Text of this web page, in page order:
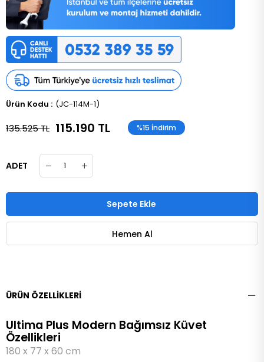
(JC-114M-1)
135.525 TL 115.190 TL %15 İndirim
ADET
ÜRÜN ÖZELLIKLERI
Ultima Plus Modern Bağımsız Küvet
Özellikleri
180 x 77 x 60 cm